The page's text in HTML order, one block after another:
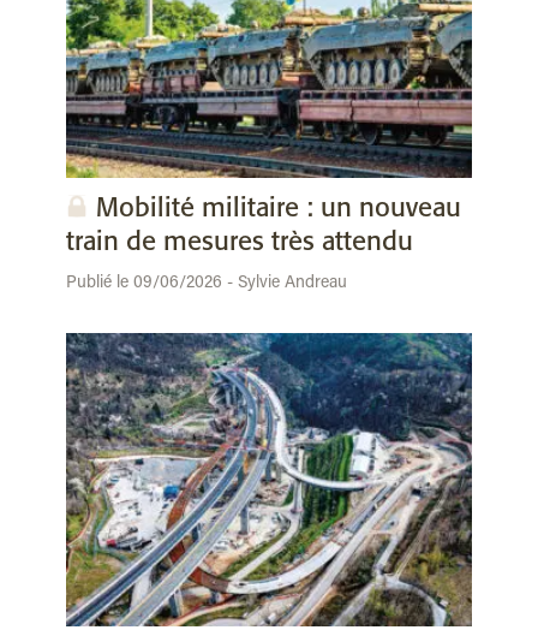
Mobilité militaire : un nouveau
train de mesures très attendu
Publié le 09/06/2026 - Sylvie Andreau